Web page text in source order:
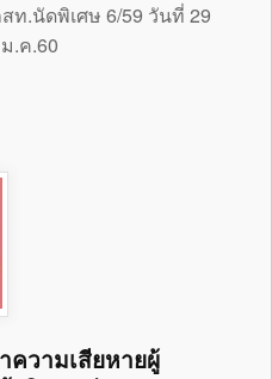
ท.นัดพิเศษ 6/59 วันที่ 29
.ค.60
ความเสียหายผู้